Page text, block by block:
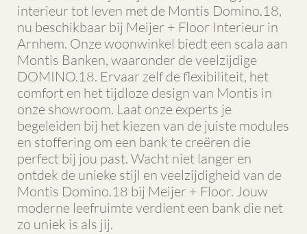
interieur tot leven met de Montis Domino.18,
nu beschikbaar bij Meijer + Floor Interieur in
Arnhem. Onze woonwinkel biedt een scala aan
Montis Banken, waaronder de veelzijdige
DOMINO.18. Ervaar zelf de flexibiliteit, het
comfort en het tijdloze design van Montis in
onze showroom. Laat onze experts je
begeleiden bij het kiezen van de juiste modules
en stoffering om een bank te creëren die
perfect bij jou past. Wacht niet langer en
ontdek de unieke stijl en veelzijdigheid van de
Montis Domino.18 bij Meijer + Floor. Jouw
moderne leefruimte verdient een bank die net
zo uniek is als jij.